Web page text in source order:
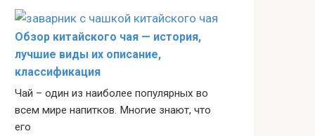
Обзор китайского чая — история,
лучшие виды их описание,
классификация
Чай – один из наиболее популярных во
всем мире напитков. Многие знают, что
его